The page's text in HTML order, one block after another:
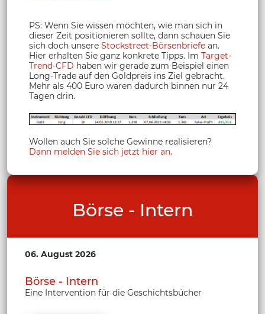
PS: Wenn Sie wissen möchten, wie man sich in
dieser Zeit positionieren sollte, dann schauen Sie
sich doch unsere Stockstreet-Börsenbriefe an.
Hier erhalten Sie ganz konkrete Tipps. Im Target-
Trend-CFD haben wir gerade zum Beispiel einen
Long-Trade auf den Goldpreis ins Ziel gebracht.
Mehr als 400 Euro waren dadurch binnen nur 24
Tagen drin.
Wollen auch Sie solche Gewinne realisieren?
Dann melden Sie sich jetzt hier an.
Börse - Intern
06. August 2026
Börse - Intern
Eine Intervention für die Geschichtsbücher